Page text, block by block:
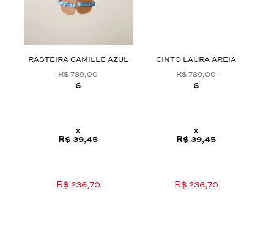
RASTEIRA CAMILLE AZUL
R$ 789,00
6
x
R$ 39,45
R$ 236,70
CINTO LAURA AREIA
R$ 789,00
6
x
R$ 39,45
R$ 236,70